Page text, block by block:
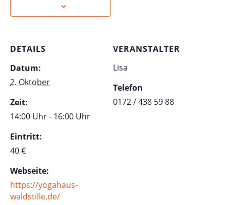
DETAILS
Datum:
2. Oktober
Zeit:
14:00 Uhr - 16:00 Uhr
Eintritt:
40 €
Webseite:
https://yogahaus-
waldstille.de/
VERANSTALTER
Lisa
Telefon
0172 / 438 59 88